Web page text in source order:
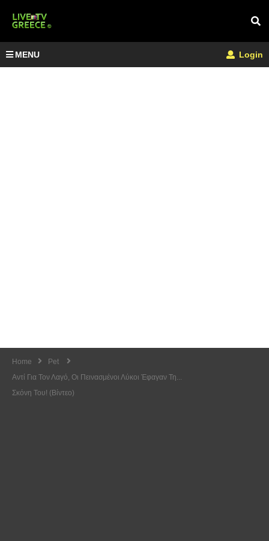
MENU Login
Home
Pet
Αντί Για Τον Λαγό, Οι Πεινασμένοι Λύκοι Έφαγαν Τη...
Σκόνη Του! (βίντεο)